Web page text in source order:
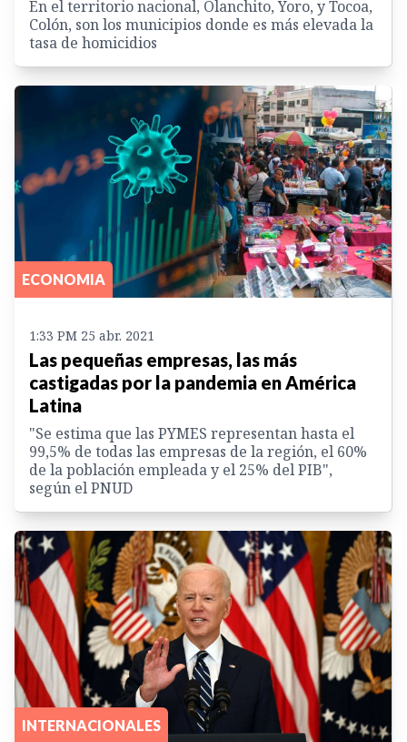
En el territorio nacional, Olanchito, Yoro, y Tocoa,
Colón, son los municipios donde es más elevada la
tasa de homicidios
ECONOMIA
1:33 PM 25 abr. 2021
Las pequeñas empresas, las más
castigadas por la pandemia en América
Latina
"Se estima que las PYMES representan hasta el
99,5% de todas las empresas de la región, el 60%
de la población empleada y el 25% del PIB",
según el PNUD
INTERNACIONALES